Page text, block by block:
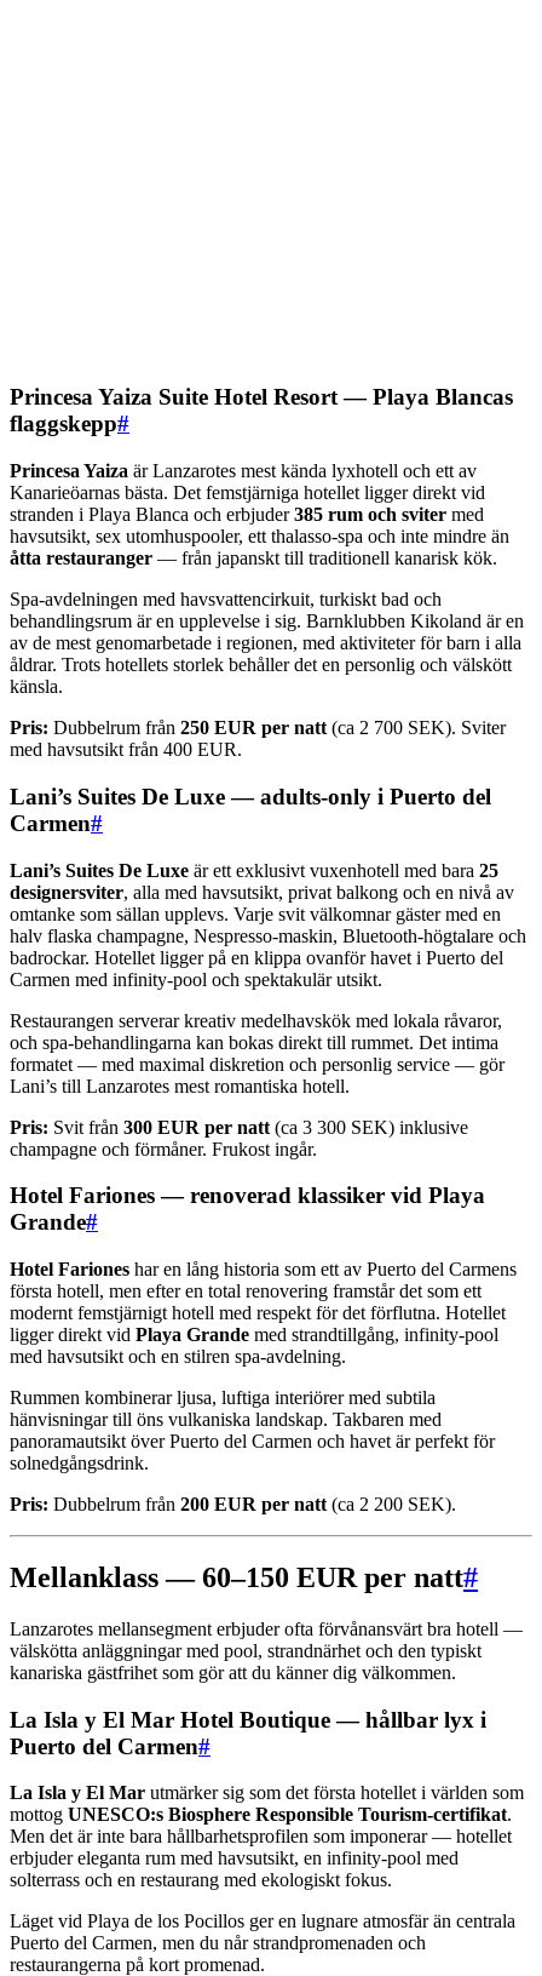
Princesa Yaiza Suite Hotel Resort — Playa Blancas
flaggskepp#
Princesa Yaiza är Lanzarotes mest kända lyxhotell och ett av
Kanarieöarnas bästa. Det femstjärniga hotellet ligger direkt vid
stranden i Playa Blanca och erbjuder385 rum och sviter med
havsutsikt, sex utomhuspooler, ett thalasso-spa och inte mindre än
åtta restauranger — från japanskt till traditionell kanarisk kök.
Spa-avdelningen med havsvattencirkuit, turkiskt bad och
behandlingsrum är en upplevelse i sig. Barnklubben Kikoland är en
av de mest genomarbetade i regionen, med aktiviteter för barn i alla
åldrar. Trots hotellets storlek behåller det en personlig och välskött
känsla.
Pris: Dubbelrum från 250 EUR per natt (ca 2 700 SEK). Sviter
med havsutsikt från 400 EUR.
Lani’s Suites De Luxe — adults-only i Puerto del
Carmen#
Lani’s Suites De Luxe är ett exklusivt vuxenhotell med bara 25
designersviter, alla med havsutsikt, privat balkong och en nivå av
omtanke som sällan upplevs. Varje svit välkomnar gäster med en
halv flaska champagne, Nespresso-maskin, Bluetooth-högtalare och
badrockar. Hotellet ligger på en klippa ovanför havet i Puerto del
Carmen med infinity-pool och spektakulär utsikt.
Restaurangen serverar kreativ medelhavskök med lokala råvaror,
och spa-behandlingarna kan bokas direkt till rummet. Det intima
formatet — med maximal diskretion och personlig service — gör
Lani’s till Lanzarotes mest romantiska hotell.
Pris: Svit från 300 EUR per natt (ca 3 300 SEK) inklusive
champagne och förmåner. Frukost ingår.
Hotel Fariones — renoverad klassiker vid Playa
Grande#
Hotel Fariones har en lång historia som ett av Puerto del Carmens
första hotell, men efter en total renovering framstår det som ett
modernt femstjärnigt hotell med respekt för det förflutna. Hotellet
ligger direkt vid Playa Grande med strandtillgång, infinity-pool
med havsutsikt och en stilren spa-avdelning.
Rummen kombinerar ljusa, luftiga interiörer med subtila
hänvisningar till öns vulkaniska landskap. Takbaren med
panoramautsikt över Puerto del Carmen och havet är perfekt för
solnedgångsdrink.
Pris: Dubbelrum från 200 EUR per natt (ca 2 200 SEK).
Mellanklass — 60–150 EUR per natt#
Lanzarotes mellansegment erbjuder ofta förvånansvärt bra hotell —
välskötta anläggningar med pool, strandnärhet och den typiskt
kanariska gästfrihet som gör att du känner dig välkommen.
La Isla y El Mar Hotel Boutique — hållbar lyx i
Puerto del Carmen#
La Isla y El Mar utmärker sig som det första hotellet i världen som
mottog UNESCO:s Biosphere Responsible Tourism-certifikat.
Men det är inte bara hållbarhetsprofilen som imponerar — hotellet
erbjuder eleganta rum med havsutsikt, en infinity-pool med
solterrass och en restaurang med ekologiskt fokus.
Läget vid Playa de los Pocillos ger en lugnare atmosfär än centrala
Puerto del Carmen, men du når strandpromenaden och
restaurangerna på kort promenad.